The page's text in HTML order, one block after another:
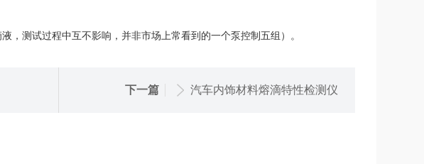
，测试过程中互不影响，并非市场上常看到的一个泵控制五组）。
下一篇 汽车内饰材料熔滴特性检测仪